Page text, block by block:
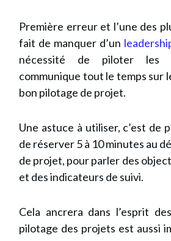
Première erreur et l’une des
fait de manquer d’un
nécessité de piloter
communique tout le temps sur
bon pilotage de projet.
Une astuce à utiliser, c’est de
de réserver 5 à 10 minutes au
de projet, pour parler des
et des indicateurs de suivi.
Cela ancrera dans l’esprit
pilotage des projets est aussi